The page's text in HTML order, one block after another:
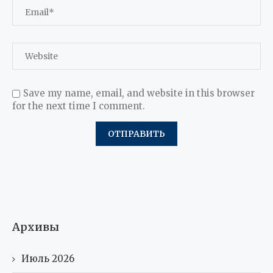
Save my name, email, and website in this browser
for the next time I comment.
Архивы
Июль 2026